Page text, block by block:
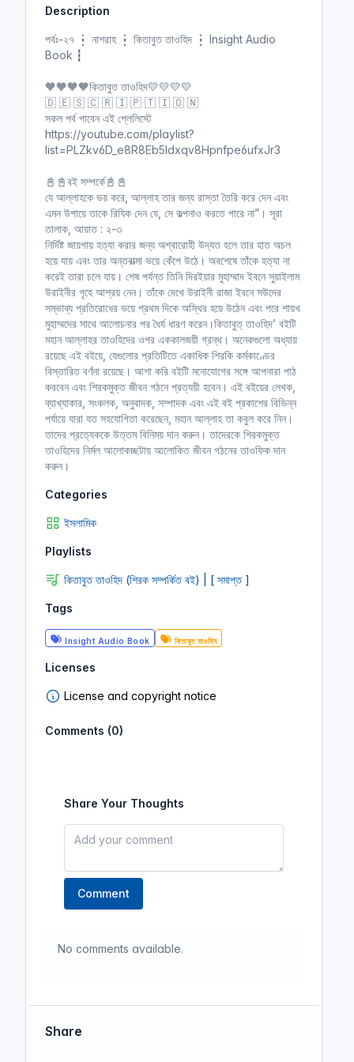
n
Description
পর্বঃ-২৭ ┇ নাশরাহ ┇ কিতাবুত তাওহিদ ┇ Insight Audio
Book ┇
🧡🧡🧡🧡কিতাবুত তাওহিদ💛💛💛💛
🇩 🇪 🇸 🇨 🇷 🇮 🇵 🇹 🇮 🇴 🇳
সকল পর্ব পাবেন এই প্লেলিস্টে
https://youtube.com/playlist?
list=PLZkv6D_e8R8Eb5ldxqv8Hpnfpe6ufxJr3
📓📓বই সম্পর্কে📓📓
যে আল্লাহকে ভয় করে, আল্লাহ তার জন্য রাস্তা তৈরি করে দেন এবং
এমন উপায়ে তাকে রিযিক দেন যে, সে কল্পনাও করতে পারে না”। সূরা
তালাক, আয়াত : ২-৩
নির্দিষ্ট জায়গায় হত্যা করার জন্য অশ্বারোহী উদ্যত হলে তার হাত অচল
হয়ে যায় এবং তার অন্তরাত্মা ভয়ে কেঁপে উঠে। অবশেষে তাঁকে হত্যা না
করেই তারা চলে যায়। শেষ পর্যন্ত তিনি দিরইয়ার মুহাম্মাদ ইবনে সুয়াইলাম
উরাইনীর গৃহে আশ্রয় নেন। তাঁকে দেখে উরাইনী রাজা ইবনে সউদের
সম্ভাব্য প্রতিরোধের ভয়ে প্রথম দিকে অস্থির হয়ে উঠেন এবং পরে শায়খ
মুহাম্মদের সাথে আলোচনার পর ধৈর্য ধারণ করেন।কিতাবুত্ তাওহিদ’ বইটি
মহান আল্লাহর তাওহিদের ওপর এককালজয়ী গ্রন্থ। অনেকগুলো অধ্যায়
রয়েছে এই বইয়ে, যেগুলোর প্রতিটিতে একাধিক শিরকি কর্মকাণ্ডের
বিস্তারিত বর্ণনা রয়েছে। আশা করি বইটি মনোযোগের সঙ্গে আপনারা পাঠ
করবেন এবং শিরকমুক্ত জীবন গঠনে প্রত্যয়ী হবেন। এই বইয়ের লেখক,
ব্যাখ্যাকার, সংকলক, অনুবাদক, সম্পাদক এবং এই বই প্রকাশের বিভিন্ন
পর্যায়ে যারা যত সহযোগিতা করেছেন, মহান আল্লাহ তা কবুল করে নিন।
তাদের প্রত্যেককে উত্তম বিনিময় দান করুন। তাদেরকে শিরকমুক্ত
তাওহিদের নির্মল আলোকচ্ছটায় আলোকিত জীবন গঠনের তাওফিক দান
করুন।
Categories
ইসলামিক
Playlists
কিতাবুত তাওহিদ (শিরক সম্পর্কিত বই) | [ সমাপ্ত ]
Tags
Insight Audio Book কিতাবুত তাওহিদ
Licenses
License and copyright notice
Comments (0)
Share Your Thoughts
Comment
No comments available.
Share